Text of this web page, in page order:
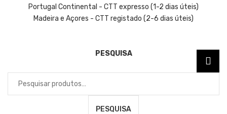
Portugal Continental - CTT expresso (1-2 dias úteis)
Madeira e Açores - CTT registado (2-6 dias úteis)
PESQUISA
PESQUISA